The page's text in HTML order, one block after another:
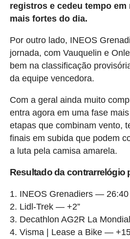
registros e cedeu tempo
mais fortes do dia.
Por outro lado, INEOS
jornada, com Vauquelin e
bem na classificação
da equipe vencedora.
Com a geral ainda muito
entra agora em uma fase
etapas que combinam vento,
finais em subida que podem
a luta pela camisa amarela.
Resultado da contrarrelógio
INEOS Grenadiers — 26:40
Lidl-Trek — +2”
Decathlon AG2R La
Visma | Lease a Bike —